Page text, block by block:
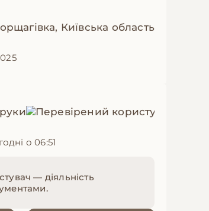
Київська область
о 06:51
— діяльність